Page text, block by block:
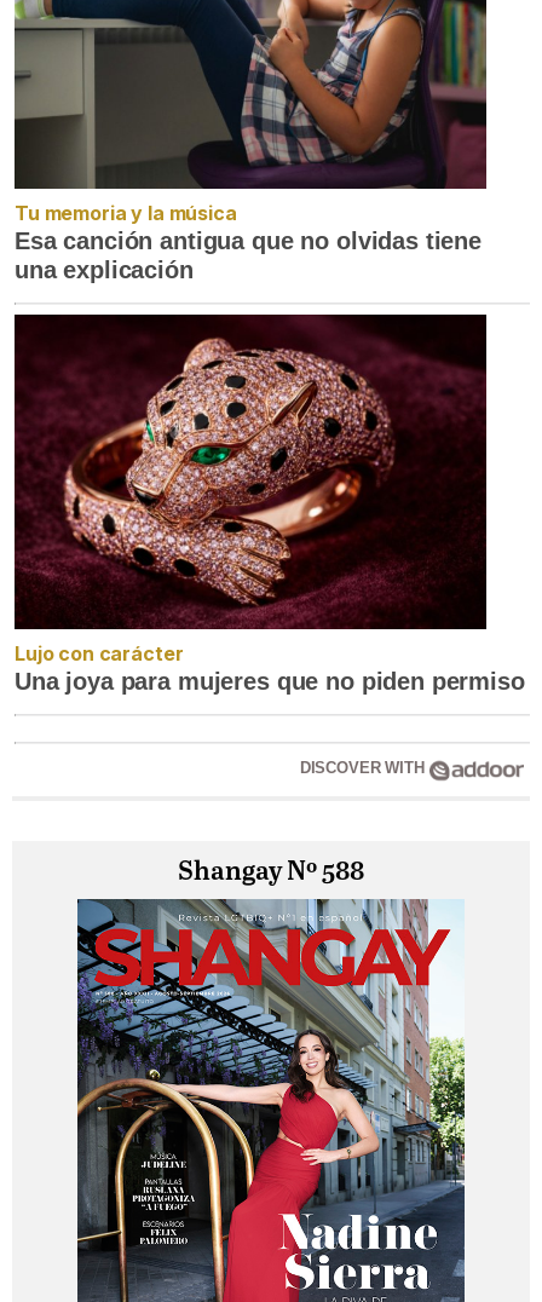
Tu memoria y la música
Esa canción antigua que no olvidas tiene
una explicación
Lujo con carácter
Una joya para mujeres que no piden permiso
DISCOVER WITH
Shangay Nº 588